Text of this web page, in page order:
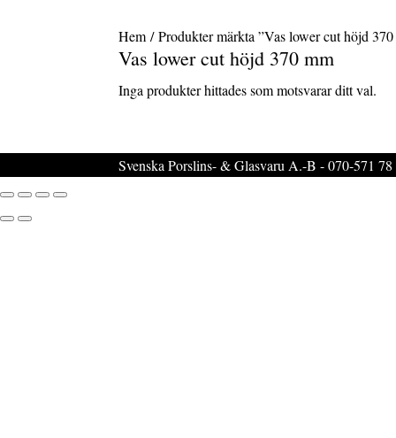
Hem / Produkter märkta ”Vas lower cut höjd
Vas lower cut höjd 370 mm
Inga produkter hittades som motsvarar ditt val.
Svenska Porslins- & Glasvaru A.-B -070-571 78